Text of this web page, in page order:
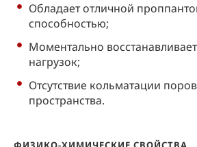
Обладает отличной
способностью;
Моментально
нагрузок;
Отсутствие кольматации
пространства.